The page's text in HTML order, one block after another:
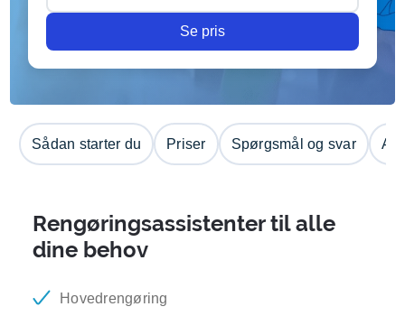
Se pris
Sådan starter du Priser Spørgsmål og svar
Rengøringsassistenter til alle
dine behov
Hovedrengøring